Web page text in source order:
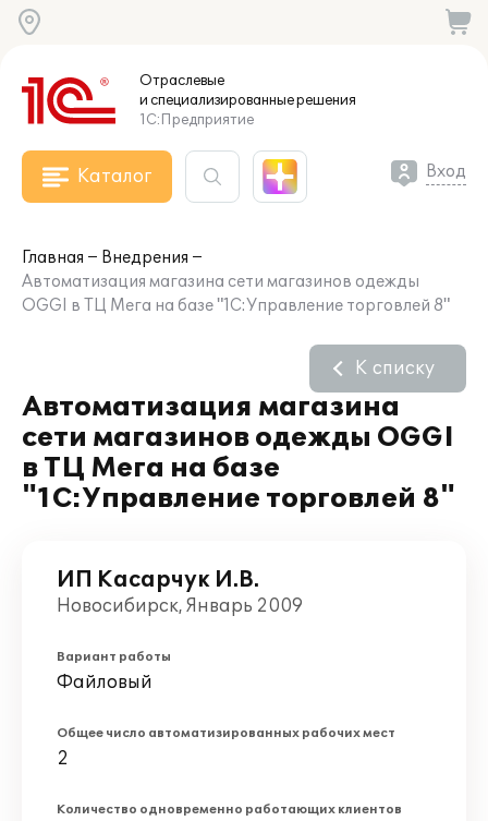
Отраслевые
и специализированныерешения
1С:Предприятие
Каталог Вход
Главная
Внедрения
Автоматизация магазина сети магазинов одежды
OGGI в ТЦ Мега на базе "1С:Управление торговлей 8"
Автоматизация магазина
сети магазинов одежды OGGI
в ТЦ Мега на базе
"1С:Управление торговлей 8"
К списку
ИП Касарчук И.В.
Новосибирск, Январь 2009
Вариант работы
Файловый
Общее число автоматизированных рабочих мест
2
Количество одновременно работающих клиентов